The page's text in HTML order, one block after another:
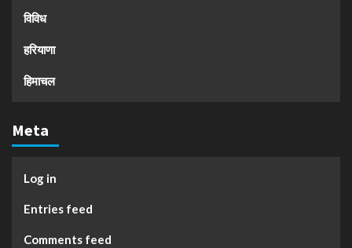
विविध
हरियाणा
हिमाचल
Meta
Log in
Entries feed
Comments feed